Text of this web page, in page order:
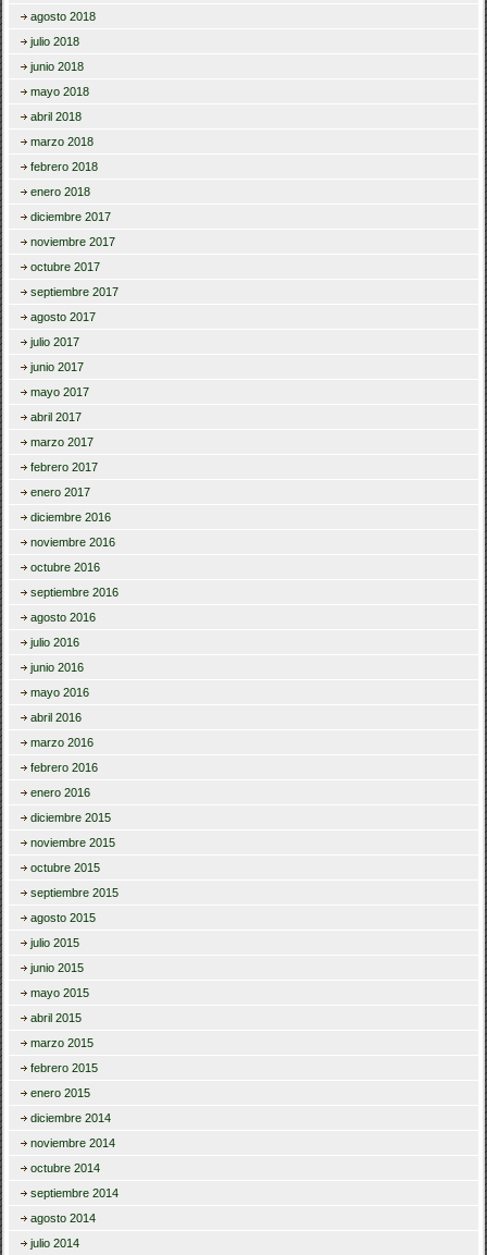
agosto 2018
julio 2018
junio 2018
mayo 2018
abril 2018
marzo 2018
febrero 2018
enero 2018
diciembre 2017
noviembre 2017
octubre 2017
septiembre 2017
agosto 2017
julio 2017
junio 2017
mayo 2017
abril 2017
marzo 2017
febrero 2017
enero 2017
diciembre 2016
noviembre 2016
octubre 2016
septiembre 2016
agosto 2016
julio 2016
junio 2016
mayo 2016
abril 2016
marzo 2016
febrero 2016
enero 2016
diciembre 2015
noviembre 2015
octubre 2015
septiembre 2015
agosto 2015
julio 2015
junio 2015
mayo 2015
abril 2015
marzo 2015
febrero 2015
enero 2015
diciembre 2014
noviembre 2014
octubre 2014
septiembre 2014
agosto 2014
julio 2014